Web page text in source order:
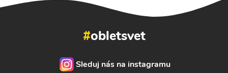
#obletsvet
Sleduj nás na instagramu